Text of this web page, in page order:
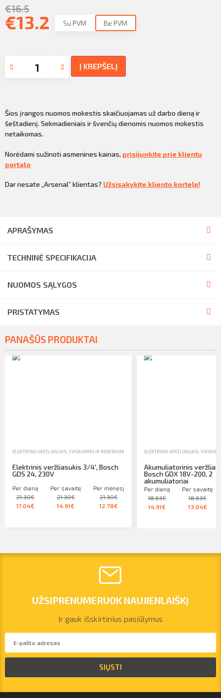
vilnius@arsenalrent.com
€16.5
€13.2 Su PVM Be PVM
Į KREPŠELĮ
Šios įrangos nuomos mokestis skaičiuojamas už darbo dieną ir
šeštadienį. Sekmadieniais ir švenčių dienomis nuomos mokestis
netaikomas.
Norėdami sužinoti asmenines kainas, prisijunkite prie klientų
portalo
Dar nesate „Arsenal” klientas? Užsisakykite kliento kortelę!
APRAŠYMAS
TECHNINĖ SPECIFIKACIJA
NUOMOS SĄLYGOS
PRISTATYMAS
PANAŠŪS PRODUKTAI
ELEKTRINIS VERŽLIASUKIS FIKSAVIMAS IR MONTAVIMAS NUOMA
Elektrinis veržliasukis 3/4′, Bosch
GDS 24, 230V
Per dieną
21.30€
17.04€
Per savaitę
21.30€
14.91€
Per mėnesį
21.30€
12.78€
ELEKTRINIS VERŽLIASUKIS,
Akumuliatorinis
Bosch GDX 18V-200, 2
akumuliatoriai
Per dieną
18.63€
14.91€
Per savaitę
18.63€
13.04€
UŽSIPRENUMERUOK NAUJIENLAIŠKĮ
Ir gauk išskirtinius pasiūlymus
SIŲSTI